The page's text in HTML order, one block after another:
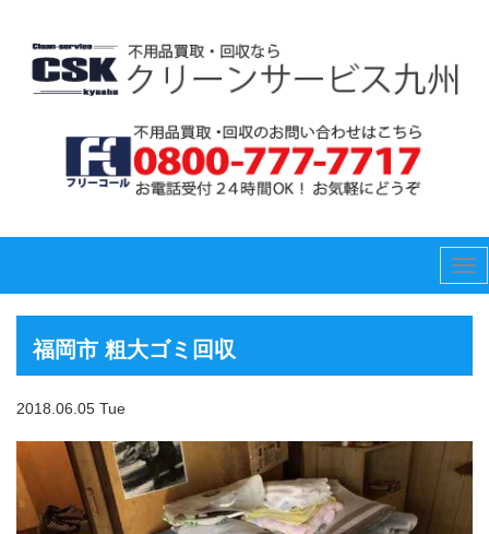
福岡市 粗大ゴミ回収
2018.06.05 Tue